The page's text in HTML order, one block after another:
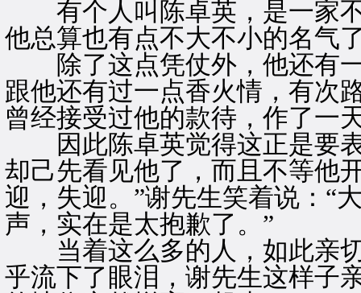
有个人叫陈卓英，是一家不
他总算也有点不大不小的名气
除了这点凭仗外，他还有一
跟他还有过一点香火情，有次
曾经接受过他的款待，作了一
因此陈卓英觉得这正是要表
却己先看见他了，而且不等他
迎，失迎。”谢先生笑着说：“
声，实在是太抱歉了。”
当着这么多的人，如此亲切
乎流下了眼泪，谢先生这样子